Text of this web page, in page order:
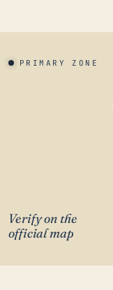
PRIMARY ZONE
Verify on the
official map